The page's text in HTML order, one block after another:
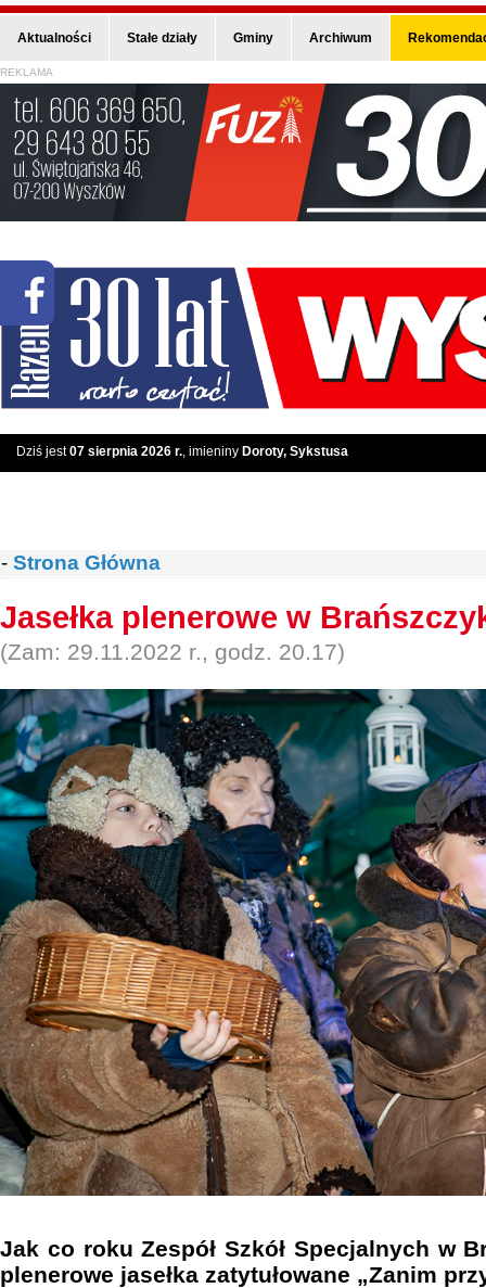
Aktualności Stałe działy Gminy Archiwum
REKLAMA
Dziś jest07 sierpnia 2026 r., imieniny Doroty, Sykstusa
- Strona Główna
Jasełka plenerowe w
(Zam: 29.11.2022 r., godz. 20.17)
Jak co roku Zespół Szkół Specjalnych w
plenerowe jasełka zatytułowane „Zanim